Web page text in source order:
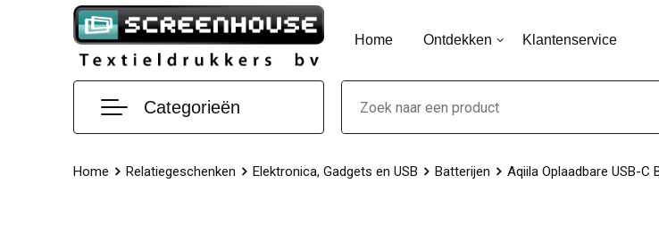
Home Ontdekken Klantenservice
Categorieën
Home Relatiegeschenken Elektronica, Gadgets en USB Batterijen Aqiila Oplaadbare USB-